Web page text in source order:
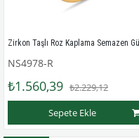
NS4978-R
₺1.560,39 ₺2.229,12
Sepete Ekle